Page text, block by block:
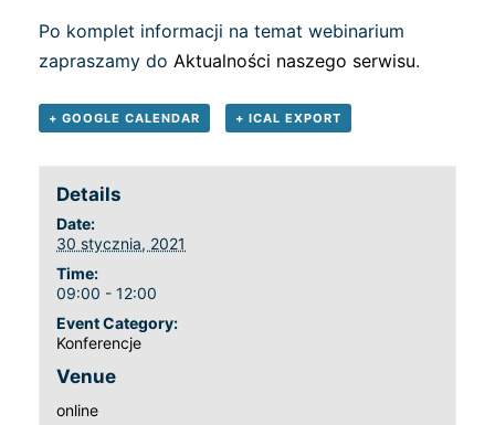
Po komplet informacji na temat webinarium
zapraszamy do Aktualności naszego serwisu.
+ GOOGLE CALENDAR + ICAL EXPORT
Details
Date:
30 stycznia, 2021
Time:
09:00 - 12:00
Event Category:
Konferencje
Venue
online